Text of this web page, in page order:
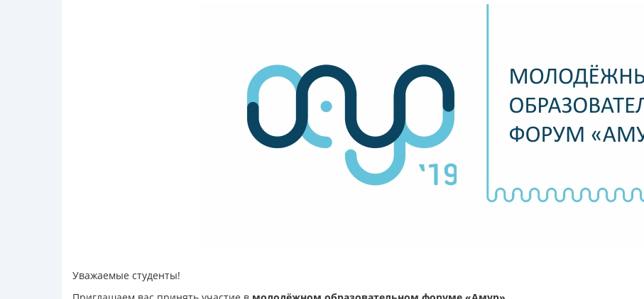
Уважаемые студенты!